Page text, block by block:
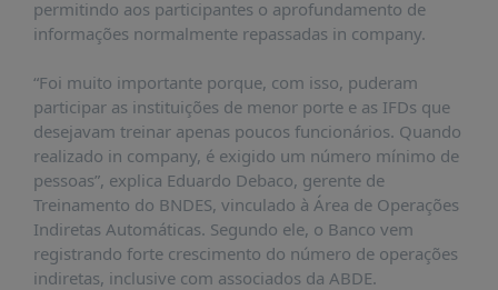
DADOS
FRENTE
PARLAMENTAR
SOBRE
FRENTE
MATERIAIS
INFORMAÇÕES
permitindo aos participantes o aprofundamento de
informações normalmente repassadas in company.
“Foi muito importante porque, com isso, puderam
participar as instituições de menor porte e as IFDs que
desejavam treinar apenas poucos funcionários. Quando
realizado in company, é exigido um número mínimo de
pessoas”, explica Eduardo Debaco, gerente de
Treinamento do BNDES, vinculado à Área de Operações
Indiretas Automáticas. Segundo ele, o Banco vem
registrando forte crescimento do número de operações
indiretas, inclusive com associados da ABDE.